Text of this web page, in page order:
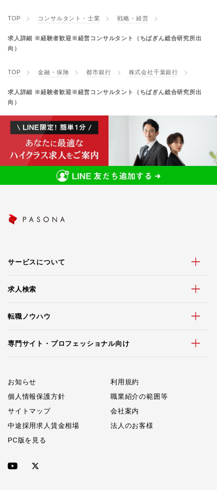
TOP コンサルタント・士業 戦略・経営
求人詳細 ※経験者歓迎※経営コンサルタント（ちばぎん総合研究所出
向）
TOP 金融・保険 都市銀行 株式会社千葉銀行
求人詳細 ※経験者歓迎※経営コンサルタント（ちばぎん総合研究所出
向）
サービスについて
求人検索
転職ノウハウ
専門サイト・プロフェッショナル向け
お知らせ
利用規約
個人情報保護方針
職業紹介の範囲等
サイトマップ
会社案内
中途採用求人賃金相場
法人のお客様
PC版を見る